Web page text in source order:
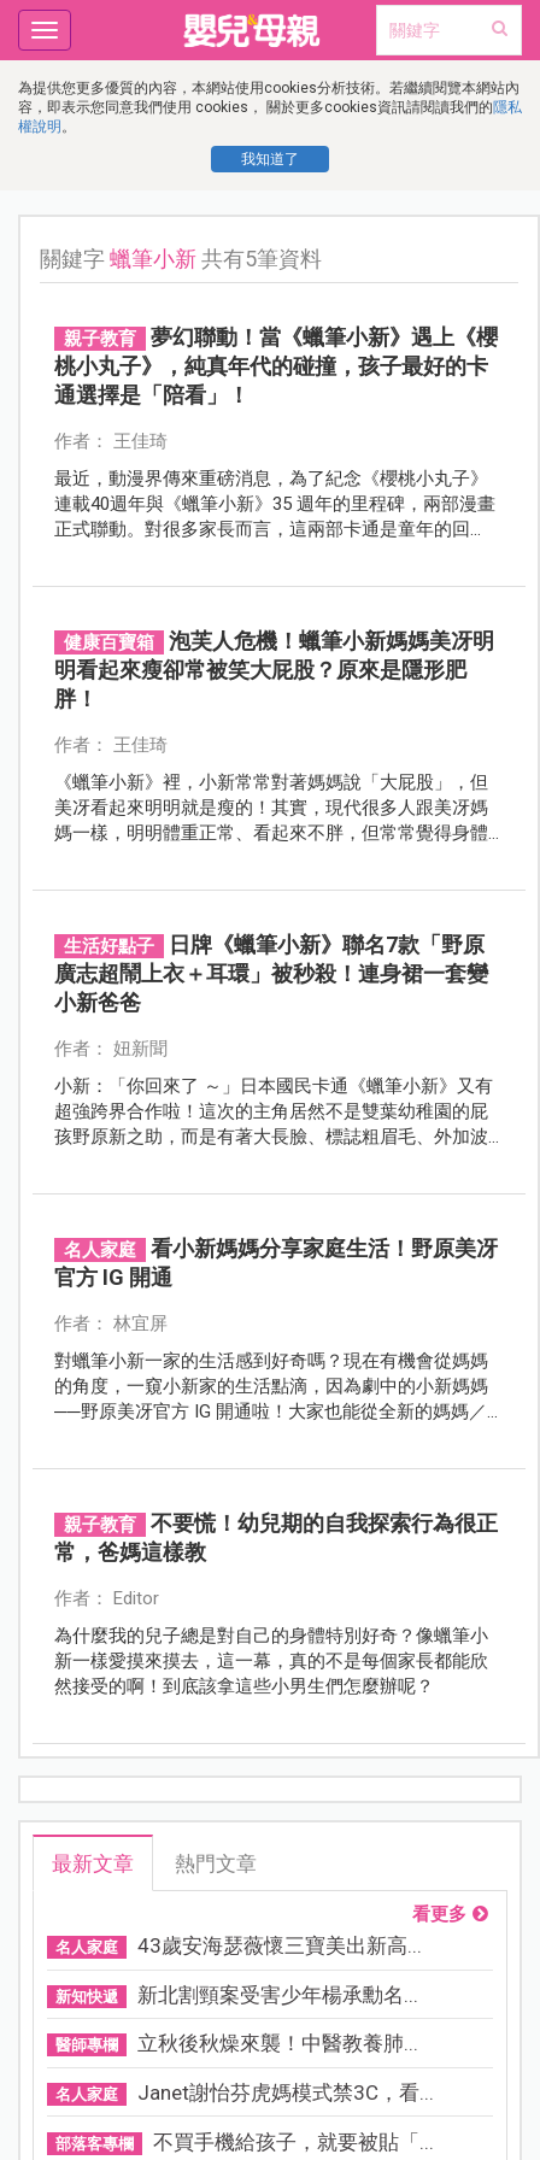
為提供您更多優質的內容，本網站使用cookies分析技術。若繼續閱覽本網站內
容，即表示您同意我們使用 cookies， 關於更多cookies資訊請閱讀我們的隱私
權說明 。
我知道了
Toggle
navigation
關鍵字蠟筆小新共有5筆資料
親子教育
夢幻聯動！當《蠟筆小新》遇上《櫻
桃小丸子》，純真年代的碰撞，孩子最好的卡
通選擇是「陪看」！
作者： 王佳琦
最近，動漫界傳來重磅消息，為了紀念《櫻桃小丸子》
連載40週年與《蠟筆小新》35 週年的里程碑，兩部漫畫
正式聯動。對很多家長而言，這兩部卡通是童年的回
健康百寶箱
泡芙人危機！蠟筆小新媽媽美冴明
明看起來瘦卻常被笑大屁股？原來是隱形肥
胖！
作者： 王佳琦
《蠟筆小新》裡，小新常常對著媽媽說「大屁股」，但
美冴看起來明明就是瘦的！其實，現代很多人跟美冴媽
媽一樣，明明體重正常、看起來不胖，但常常覺得身體
生活好點子
日牌《蠟筆小新》聯名7款「野原
廣志超鬧上衣＋耳環」被秒殺！連身裙一套變
小新爸爸
作者： 妞新聞
小新：「你回來了 ～」日本國民卡通《蠟筆小新》又有
超強跨界合作啦！這次的主角居然不是雙葉幼稚園的屁
孩野原新之助，而是有著大長臉、標誌粗眉毛、外加波
名人家庭
看小新媽媽分享家庭生活！野原美冴
官方 IG 開通
作者： 林宜屏
對蠟筆小新一家的生活感到好奇嗎？現在有機會從媽媽
的角度，一窺小新家的生活點滴，因為劇中的小新媽媽
──野原美冴官方 IG 開通啦！大家也能從全新的媽媽／
親子教育
不要慌！幼兒期的自我探索行為很正
常，爸媽這樣教
作者： Editor
為什麼我的兒子總是對自己的身體特別好奇？像蠟筆小
新一樣愛摸來摸去，這一幕，真的不是每個家長都能欣
然接受的啊！到底該拿這些小男生們怎麼辦呢？
最新文章 熱門文章
看更多
名人家庭 43歲安海瑟薇懷三寶美出新高...
新知快遞 新北割頸案受害少年楊承勳名...
醫師專欄 立秋後秋燥來襲！中醫教養肺...
名人家庭 Janet謝怡芬虎媽模式禁3C，看...
部落客專欄 不買手機給孩子，就要被貼「...